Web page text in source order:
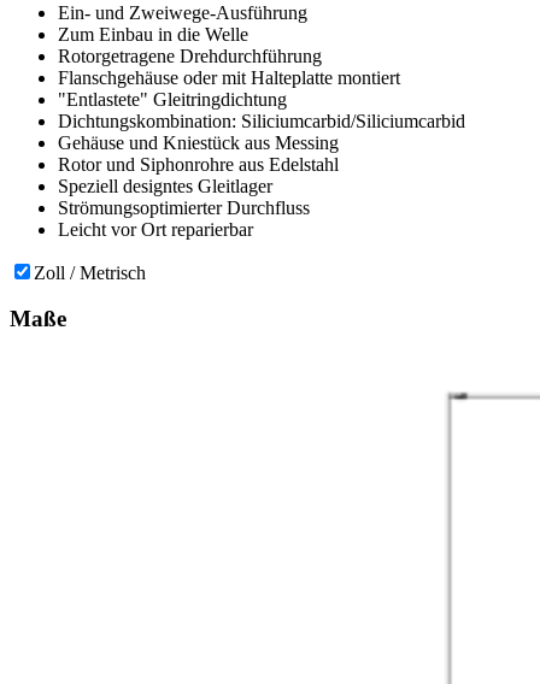
Ein- und Zweiwege-Ausführung
Zum Einbau in die Welle
Rotorgetragene Drehdurchführung
Flanschgehäuse oder mit Halteplatte montiert
"Entlastete" Gleitringdichtung
Dichtungskombination: Siliciumcarbid/Siliciumcarbid
Gehäuse und Kniestück aus Messing
Rotor und Siphonrohre aus Edelstahl
Speziell designtes Gleitlager
Strömungsoptimierter Durchfluss
Leicht vor Ort reparierbar
Zoll / Metrisch
Maße